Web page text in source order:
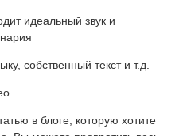
идеальный звук и
собственный текст и т.д.
в блоге, которую хотите